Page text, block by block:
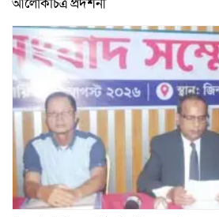
আলোকচিত্র প্রদর্শনী